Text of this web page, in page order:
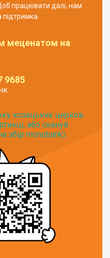
працювати далі, нам
меценатом на
9685
козацьких церков
або скануй
збір monobank):